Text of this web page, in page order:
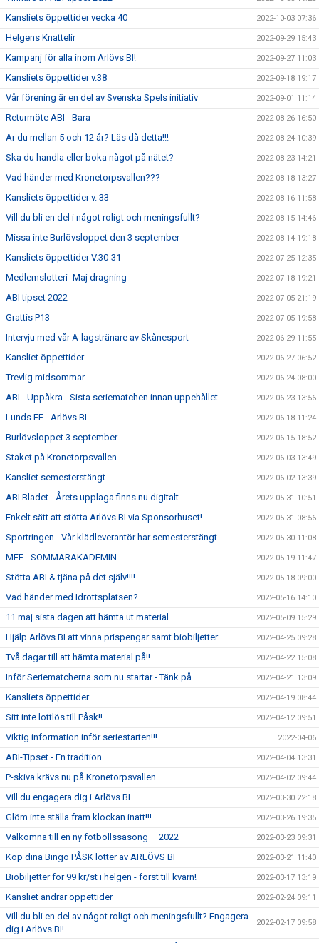
Kansliets öppettider vecka 40 2022-10-03 07:36
Helgens Knattelir 2022-09-29 15:43
Kampanj för alla inom Arlövs BI! 2022-09-27 11:03
Kansliets öppettider v.38 2022-09-18 19:17
Vår förening är en del av Svenska Spels initiativ 2022-09-01 11:14
Returmöte ABI - Bara 2022-08-26 16:50
Är du mellan 5 och 12 år? Läs då detta!!! 2022-08-24 10:39
Ska du handla eller boka något på nätet? 2022-08-23 14:21
Vad händer med Kronetorpsvallen??? 2022-08-18 13:27
Kansliets öppettider v. 33 2022-08-16 11:58
Vill du bli en del i något roligt och meningsfullt? 2022-08-15 14:46
Missa inte Burlövsloppet den 3 september 2022-08-14 19:18
Kansliets öppettider V.30-31 2022-07-25 12:35
Medlemslotteri- Maj dragning 2022-07-18 19:21
ABI tipset 2022 2022-07-05 21:19
Grattis P13 2022-07-05 19:58
Intervju med vår A-lagstränare av Skånesport 2022-06-29 11:55
Kansliet öppettider 2022-06-27 06:52
Trevlig midsommar 2022-06-24 08:00
ABI - Uppåkra - Sista seriematchen innan uppehållet 2022-06-23 13:56
Lunds FF - Arlövs BI 2022-06-18 11:24
Burlövsloppet 3 september 2022-06-15 18:52
Staket på Kronetorpsvallen 2022-06-03 13:49
Kansliet semesterstängt 2022-06-02 13:39
ABI Bladet - Årets upplaga finns nu digitalt 2022-05-31 10:51
Enkelt sätt att stötta Arlövs BI via Sponsorhuset! 2022-05-31 08:56
Sportringen - Vår klädleverantör har semesterstängt 2022-05-30 11:08
MFF - SOMMARAKADEMIN 2022-05-19 11:47
Stötta ABI & tjäna på det själv!!!! 2022-05-18 09:00
Vad händer med Idrottsplatsen? 2022-05-16 14:10
11 maj sista dagen att hämta ut material 2022-05-09 15:29
Hjälp Arlövs BI att vinna prispengar samt biobiljetter 2022-04-25 09:28
Två dagar till att hämta material på!! 2022-04-22 15:08
Inför Seriematcherna som nu startar - Tänk på.... 2022-04-21 13:09
Kansliets öppettider 2022-04-19 08:44
Sitt inte lottlös till Påsk!! 2022-04-12 09:51
Viktig information inför seriestarten!!! 2022-04-06
ABI-Tipset - En tradition 2022-04-04 13:31
P-skiva krävs nu på Kronetorpsvallen 2022-04-02 09:44
Vill du engagera dig i Arlövs BI 2022-03-30 22:18
Glöm inte ställa fram klockan inatt!!! 2022-03-26 19:35
Välkomna till en ny fotbollssäsong – 2022 2022-03-23 09:31
Köp dina Bingo PÅSK lotter av ARLÖVS BI 2022-03-21 11:40
Biobiljetter för 99 kr/st i helgen - först till kvarn! 2022-03-17 13:19
Kansliet ändrar öppettider 2022-02-24 09:11
Vill du bli en del av något roligt och meningsfullt? Engagera
dig i Arlövs BI!
2022-02-17 09:58